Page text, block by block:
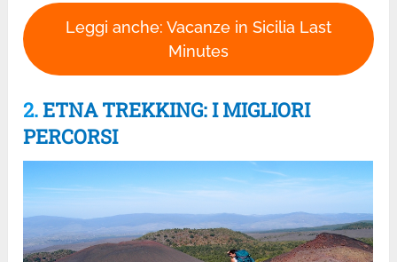
Leggi anche: Vacanze in Sicilia Last
Minutes
2.ETNA TREKKING: I MIGLIORI
PERCORSI